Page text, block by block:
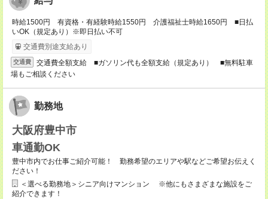
時給1500円 有資格・有経験時給1550円 介護福祉士時給1650円 ■日払
いOK（規定あり）※即日払い不可
交通費別途支給あり
交通費
交通費全額支給 ■ガソリン代も全額支給（規定あり） ■無料駐車
場もご相談ください
勤務地
大阪府豊中市
車通勤OK
豊中市内でお仕事ご紹介可能！ 勤務希望のエリアや駅などご希望お伝えく
ださい！
＜選べる勤務地＞シニア向けマンション ※他にもさまざまな施設をご
紹介できます！